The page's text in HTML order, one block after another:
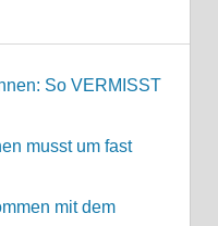
So VERMISST
musst um fast
mit dem